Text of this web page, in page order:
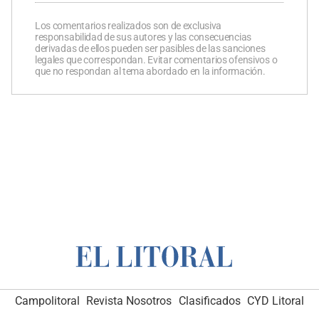
Los comentarios realizados son de exclusiva
responsabilidad de sus autores y las consecuencias
derivadas de ellos pueden ser pasibles de las sanciones
legales que correspondan. Evitar comentarios ofensivos o
que no respondan al tema abordado en la información.
Campolitoral Revista Nosotros Clasificados CYD Litoral